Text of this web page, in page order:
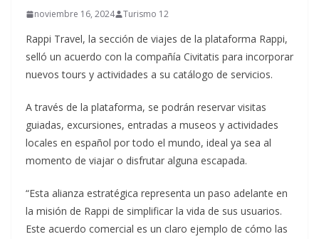
noviembre 16, 2024 Turismo 12
Rappi Travel, la sección de viajes de la plataforma Rappi,
selló un acuerdo con la compañía Civitatis para incorporar
nuevos tours y actividades a su catálogo de servicios.
A través de la plataforma, se podrán reservar visitas
guiadas, excursiones, entradas a museos y actividades
locales en español por todo el mundo, ideal ya sea al
momento de viajar o disfrutar alguna escapada.
“Esta alianza estratégica representa un paso adelante en
la misión de Rappi de simplificar la vida de sus usuarios.
Este acuerdo comercial es un claro ejemplo de cómo las